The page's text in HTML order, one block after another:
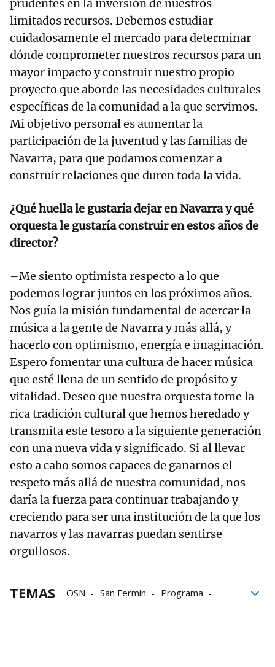
prudentes en la inversión de nuestros
limitados recursos. Debemos estudiar
cuidadosamente el mercado para determinar
dónde comprometer nuestros recursos para un
mayor impacto y construir nuestro propio
proyecto que aborde las necesidades culturales
específicas de la comunidad a la que servimos.
Mi objetivo personal es aumentar la
participación de la juventud y las familias de
Navarra, para que podamos comenzar a
construir relaciones que duren toda la vida.
¿Qué huella le gustaría dejar en Navarra y qué
orquesta le gustaría construir en estos años de
director?
–Me siento optimista respecto a lo que
podemos lograr juntos en los próximos años.
Nos guía la misión fundamental de acercar la
música a la gente de Navarra y más allá, y
hacerlo con optimismo, energía e imaginación.
Espero fomentar una cultura de hacer música
que esté llena de un sentido de propósito y
vitalidad. Deseo que nuestra orquesta tome la
rica tradición cultural que hemos heredado y
transmita este tesoro a la siguiente generación
con una nueva vida y significado. Si al llevar
esto a cabo somos capaces de ganarnos el
respeto más allá de nuestra comunidad, nos
daría la fuerza para continuar trabajando y
creciendo para ser una institución de la que los
navarros y las navarras puedan sentirse
orgullosos.
TEMAS OSN San Fermín
Programa